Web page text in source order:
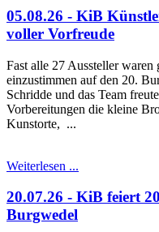
05.08.26 - KiB
voller Vorfreude
Fast alle 27 Aussteller waren
einzustimmen auf den 20.
Schridde und das Team
Vorbereitungen die kleine
Kunstorte, ...
Weiterlesen ...
20.07.26 - KiB feiert
Burgwedel